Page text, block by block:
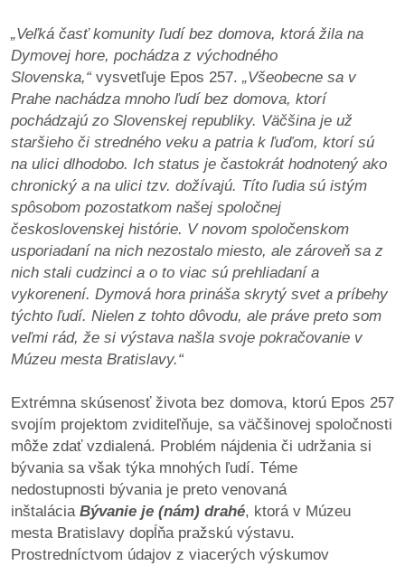
médií
videá
vychádzky
/
knihy
/
výstavy
o
nás
podpora
podporte
podporili
nás
autorské
zázemie
kontaktujte
„Veľká časť komunity ľudí bez domova, ktorá žila na
Dymovej hore, pochádza z východného
Slovenska,“ vysvetľuje Epos 257. „Všeobecne sa v
Prahe nachádza mnoho ľudí bez domova, ktorí
pochádzajú zo Slovenskej republiky. Väčšina je už
staršieho či stredného veku a patria k ľuďom, ktorí sú
na ulici dlhodobo. Ich status je častokrát hodnotený ako
chronický a na ulici tzv. dožívajú. Títo ľudia sú istým
spôsobom pozostatkom našej spoločnej
československej histórie. V novom spoločenskom
usporiadaní na nich nezostalo miesto, ale zároveň sa z
nich stali cudzinci a o to viac sú prehliadaní a
vykorenení. Dymová hora prináša skrytý svet a príbehy
týchto ľudí. Nielen z tohto dôvodu, ale práve preto som
veľmi rád, že si výstava našla svoje pokračovanie v
Múzeu mesta Bratislavy.“
Extrémna skúsenosť života bez domova, ktorú Epos 257
svojím projektom zviditeľňuje, sa väčšinovej spoločnosti
môže zdať vzdialená. Problém nájdenia či udržania si
bývania sa však týka mnohých ľudí. Téme
nedostupnosti bývania je preto venovaná
inštalácia Bývanie je (nám) drahé, ktorá v Múzeu
mesta Bratislavy dopĺňa pražskú výstavu.
Prostredníctvom údajov z viacerých výskumov